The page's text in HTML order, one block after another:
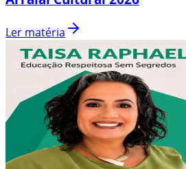
Ler matéria